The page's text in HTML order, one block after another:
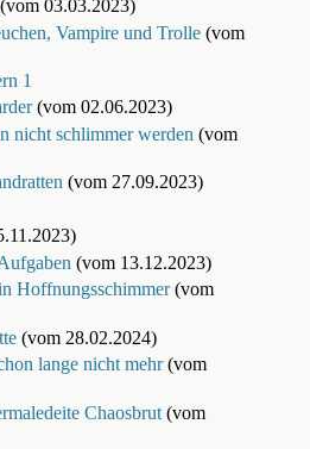
03.03.2023)
Vampire und Trolle(vom
1
(vom 02.06.2023)
nicht schlimmer werden (vom
(vom 27.09.2023)
(vom 13.12.2023)
Hoffnungsschimmer(vom
(vom 28.02.2024)
lange nicht mehr(vom
Chaosbrut(vom